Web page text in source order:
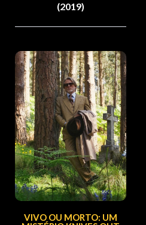
(2019)
VIVO OU MORTO: UM